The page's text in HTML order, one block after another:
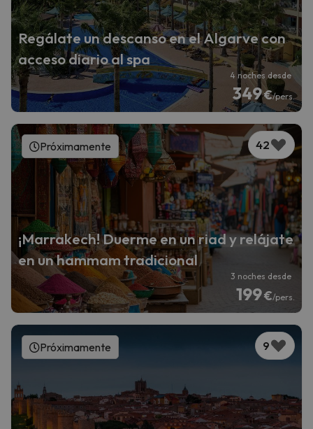
Regálate un descanso en el Algarve con
acceso diario al spa
4 noches desde
349€/pers.
42
Próximamente
¡Marrakech! Duerme en un riad y relájate
en un hammam tradicional
3 noches desde
199€/pers.
9
Próximamente